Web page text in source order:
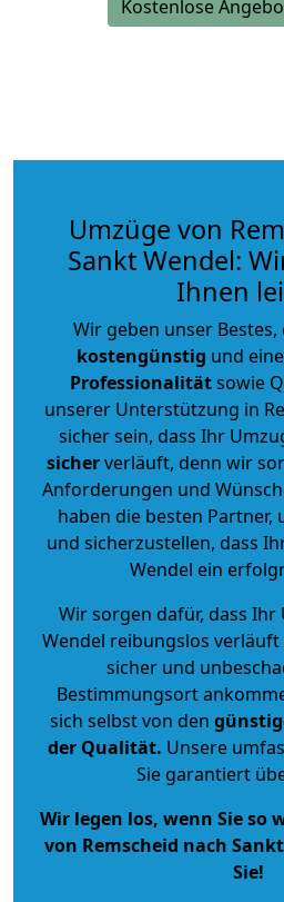
Kostenlose
Umzüge von
Sankt Wendel:
Ihnen
Wir geben unser
kostengünstig und eine
Professionalitätsowie
unserer Unterstützung in
sicher sein, dass Ihr
sicherverläuft, denn wir
Anforderungen und
haben die besten Partner,
und sicherzustellen, dass
Wendel ein
Wir sorgen dafür, dass Ihr
Wendel reibungslos verläuft
sicher und
Bestimmungsort
sich selbst von den
der Qualität. Unsere
Sie garantiert
Wir legen los, wenn Sie so
von Remscheid nach
Sie!